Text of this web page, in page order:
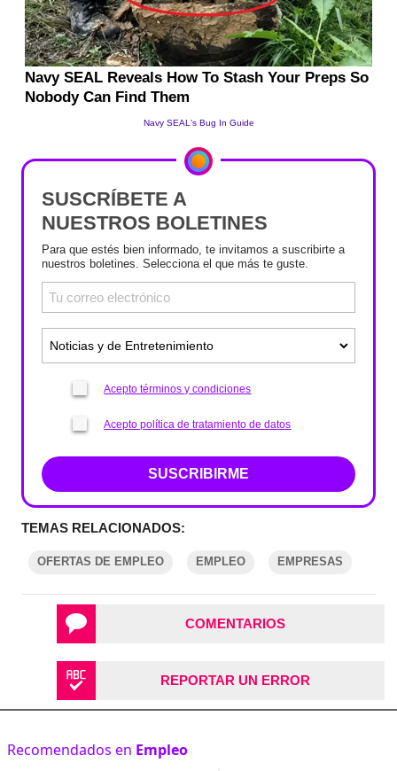
SUSCRÍBETE A
NUESTROS BOLETINES
Para que estés bien informado, te invitamos a suscribirte a
nuestros boletines. Selecciona el que más te guste.
Acepto términos y condiciones
Acepto política de tratamiento de datos
SUSCRIBIRME
TEMAS RELACIONADOS:
OFERTAS DE EMPLEO EMPLEO EMPRESAS
COMENTARIOS
REPORTAR UN ERROR
Recomendados en Empleo